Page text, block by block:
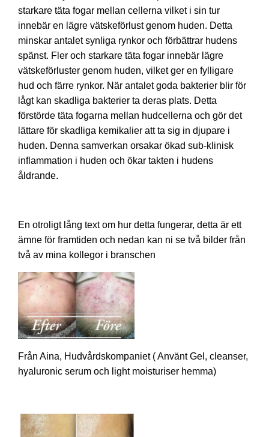
starkare täta fogar mellan cellerna vilket i sin tur
innebär en lägre vätskeförlust genom huden. Detta
minskar antalet synliga rynkor och förbättrar hudens
spänst. Fler och starkare täta fogar innebär lägre
vätskeförluster genom huden, vilket ger en fylligare
hud och färre rynkor. När antalet goda bakterier blir för
lågt kan skadliga bakterier ta deras plats. Detta
förstörde täta fogarna mellan hudcellerna och gör det
lättare för skadliga kemikalier att ta sig in djupare i
huden. Denna samverkan orsakar ökad sub-klinisk
inflammation i huden och ökar takten i hudens
åldrande.
En otroligt lång text om hur detta fungerar, detta är ett
ämne för framtiden och nedan kan ni se två bilder från
två av mina kollegor i branschen
Från Aina, Hudvårdskompaniet ( Använt Gel, cleanser,
hyaluronic serum och light moisturiser hemma)